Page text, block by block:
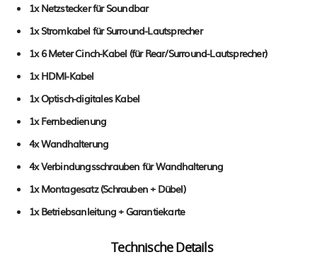
1x Netzstecker für Soundbar
1x Stromkabel für Surround-Lautsprecher
1x 6 Meter Cinch-Kabel (für Rear/Surround-Lautsprecher)
1x HDMI-Kabel
1x Optisch-digitales Kabel
1x Fernbedienung
4x Wandhalterung
4x Verbindungsschrauben für Wandhalterung
1x Montagesatz (Schrauben + Dübel)
1x Betriebsanleitung + Garantiekarte
Technische Details